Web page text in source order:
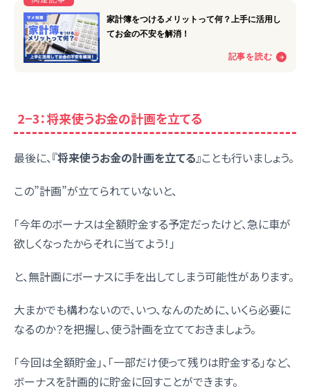
2−3：将来使うお金の計画を立てる
最後に、『将来使うお金の計画を立てる』ことも行いましょう。
この”計画”が立てられていないと、
「今年のボーナスは全額貯金する予定だったけど、急に車が
欲しくなったからそれに当てよう！」
と、無計画にボーナスに手を出してしまう可能性があります。
大まかでも構わないので、いつ、なんのために、いくら必要に
なるのか？を把握し、使う計画を立てておきましょう。
「今回は全額貯金」、「一部だけ使って残りは貯金する」など、
ボーナスを計画的に貯金に回すことができます。